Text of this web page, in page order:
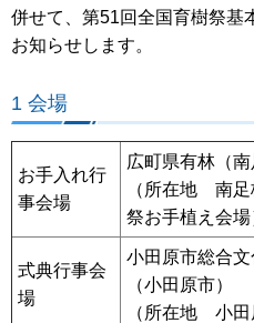
併せて、第51回全国育樹祭基
お知らせします。
1 会場
お手入れ行
事会場
広町県有林（南
（所在地 南足
祭お手植え会場
式典行事会
場
小田原市総合
（小田原市）
（所在地 小田